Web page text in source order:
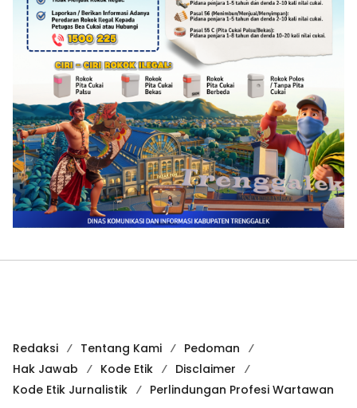
Redaksi Tentang Kami
Pedoman
Hak Jawab
Kode Etik
Disclaimer
Kode Etik Jurnalistik
Perlindungan Profesi Wartawan